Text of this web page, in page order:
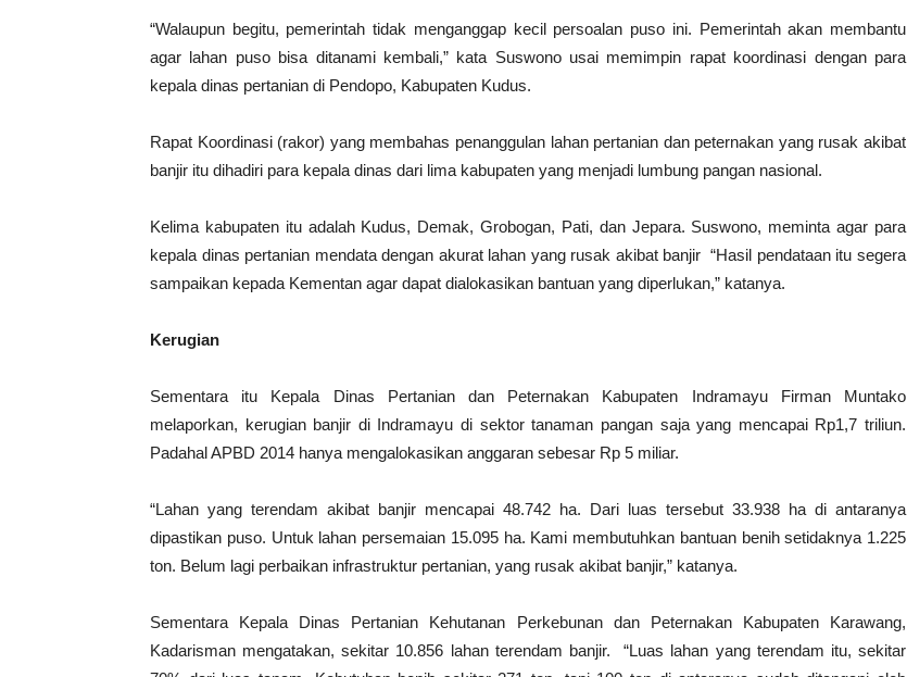
“Walaupun begitu, pemerintah tidak menganggap kecil persoalan puso ini. Pemerintah akan membantu
agar lahan puso bisa ditanami kembali,” kata Suswono usai memimpin rapat koordinasi dengan para
kepala dinas pertanian di Pendopo, Kabupaten Kudus.
Rapat Koordinasi (rakor) yang membahas penanggulan lahan pertanian dan peternakan yang rusak akibat
banjir itu dihadiri para kepala dinas dari lima kabupaten yang menjadi lumbung pangan nasional.
Kelima kabupaten itu adalah Kudus, Demak, Grobogan, Pati, dan Jepara. Suswono, meminta agar para
kepala dinas pertanian mendata dengan akurat lahan yang rusak akibat banjir “Hasil pendataan itu segera
sampaikan kepada Kementan agar dapat dialokasikan bantuan yang diperlukan,” katanya.
Kerugian
Sementara itu Kepala Dinas Pertanian dan Peternakan Kabupaten Indramayu Firman Muntako
melaporkan, kerugian banjir di Indramayu di sektor tanaman pangan saja yang mencapai Rp1,7 triliun.
Padahal APBD 2014 hanya mengalokasikan anggaran sebesar Rp 5 miliar.
“Lahan yang terendam akibat banjir mencapai 48.742 ha. Dari luas tersebut 33.938 ha di antaranya
dipastikan puso. Untuk lahan persemaian 15.095 ha. Kami membutuhkan bantuan benih setidaknya 1.225
ton. Belum lagi perbaikan infrastruktur pertanian, yang rusak akibat banjir,” katanya.
Sementara Kepala Dinas Pertanian Kehutanan Perkebunan dan Peternakan Kabupaten Karawang,
Kadarisman mengatakan, sekitar 10.856 lahan terendam banjir. “Luas lahan yang terendam itu, sekitar